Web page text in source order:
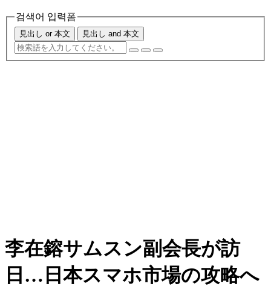
검색어 입력폼
見出し or 本文 見出し and 本文
李在鎔サムスン副会長が訪
日…日本スマホ市場の攻略へ